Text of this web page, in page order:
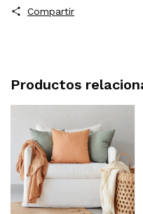
Compartir
Productos